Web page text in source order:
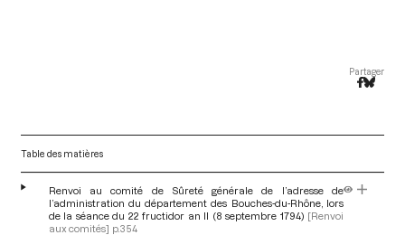
Partager
Table des matières
Renvoi au comité de Sûreté générale de l’adresse de
l’administration du département des Bouches-du-Rhône, lors
de la séance du 22 fructidor an II (8 septembre 1794) [Renvoi
aux comités] p.354